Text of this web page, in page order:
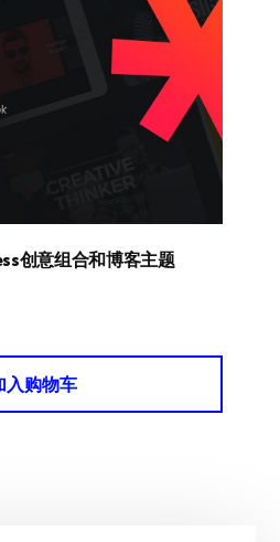
创意组合和博客主题
入购物车